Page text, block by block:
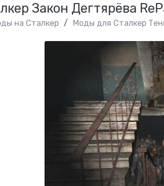
Закон Дегтярёва
на Cталкер / Моды для Сталкер